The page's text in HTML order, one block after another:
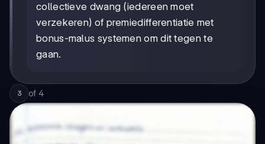
collectieve dwang (iedereen moet
verzekeren) of premiedifferentiatie met
bonus-malus systemen om dit tegen te
gaan.
3 of 4